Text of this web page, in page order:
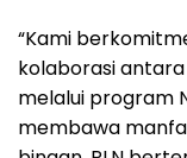
“Kami
kolaborasi
melalui program
membawa